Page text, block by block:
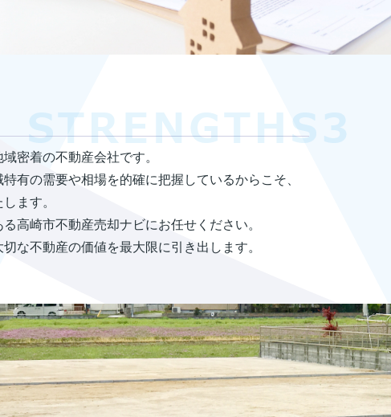
密着の不動産会社です。
有の需要や相場を的確に把握しているからこそ、
ます。
高崎市不動産売却ナビにお任せください。
な不動産の価値を最大限に引き出します。